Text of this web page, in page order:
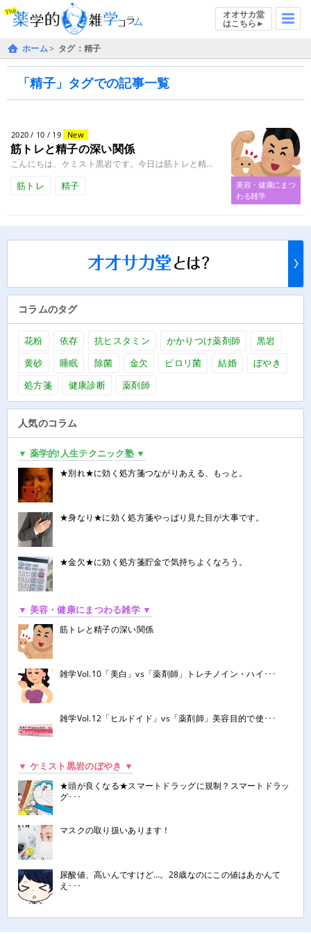
オオサカ堂
はこちら►
ホーム タグ：精子
「精子」タグでの記事一覧
美容・健康にまつ
わる雑学
2020 / 10 / 19 New
筋トレと精子の深い関係
こんにちは、ケミスト黒岩です。今日は筋トレと精子について語りたいと思います。 瀬戸大也選手の不倫が報道されて、やっぱスポ........
筋トレ 精子
コラムのタグ
花粉 依存 抗ヒスタミン かかりつけ薬剤師
黒岩
黄砂
睡眠 除菌 金欠 ピロリ菌 結婚
ぼやき
処方箋
健康診断 薬剤師
人気のコラム
▼ 薬学的!人生テクニック塾 ▼
★別れ★に効く処方箋つながりあえる、もっと。
★身なり★に効く処方箋やっぱり見た目が大事です。
★金欠★に効く処方箋貯金で気持ちよくなろう。
▼ 美容・健康にまつわる雑学 ▼
筋トレと精子の深い関係
雑学Vol.10「美白」vs「薬剤師」トレチノイン・ハイ･･･
雑学Vol.12「ヒルドイド」vs「薬剤師」美容目的で使･･･
▼ ケミスト黒岩のぼやき ▼
★頭が良くなる★スマートドラッグに規制？スマートドラッ
グ･･･
マスクの取り扱いあります！
尿酸値、高いんですけど…。28歳なのにこの値はあかんて
え･･･